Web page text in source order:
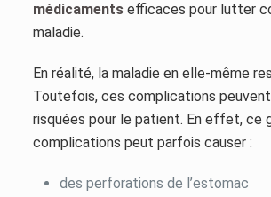
médicamentsefficaces pour lutter
maladie.
En réalité, la maladie en elle-même
Toutefois, ces complications
risquées pour le patient. En effet, ce
complications peut parfois causer :
des perforations de l’estomac